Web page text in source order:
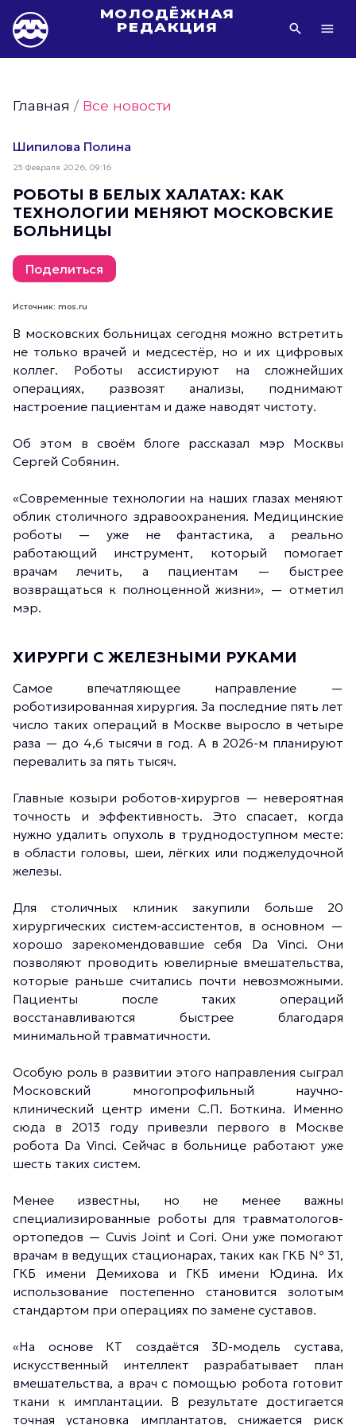
МОЛОДЁЖНАЯ
РЕДАКЦИЯ
Фото Молодёжи Москвы
Фотогалереи Молодёжи Москвы
Статьи Молодёжи Москвы
Молодёжь Москвы культурная
Молодёжь Москвы спортивная
Молодёжь Москвы в движении
Молодёжь Москвы здоровая
Молодёжь Москвы профессиональная
Молодёжь Москвы туристическая
Все новости
Главная /Все новости
Шипилова Полина
25 Февраля 2026, 09:16
РОБОТЫ В БЕЛЫХ ХАЛАТАХ: КАК
ТЕХНОЛОГИИ МЕНЯЮТ МОСКОВСКИЕ
БОЛЬНИЦЫ
Поделиться
Источник: mos.ru
В московских больницах сегодня можно встретить
не только врачей и медсестёр, но и их цифровых
коллег. Роботы ассистируют на сложнейших
операциях, развозят анализы, поднимают
настроение пациентам и даже наводят чистоту.
Об этом в своём блоге рассказал мэр Москвы
Сергей Собянин.
«Современные технологии на наших глазах меняют
облик столичного здравоохранения. Медицинские
роботы — уже не фантастика, а реально
работающий инструмент, который помогает
врачам лечить, а пациентам — быстрее
возвращаться к полноценной жизни», — отметил
мэр.
ХИРУРГИ С ЖЕЛЕЗНЫМИ РУКАМИ
Самое впечатляющее направление —
роботизированная хирургия. За последние пять лет
число таких операций в Москве выросло в четыре
раза — до 4,6 тысячи в год. А в 2026-м планируют
перевалить за пять тысяч.
Главные козыри роботов-хирургов — невероятная
точность и эффективность. Это спасает, когда
нужно удалить опухоль в труднодоступном месте:
в области головы, шеи, лёгких или поджелудочной
железы.
Для столичных клиник закупили больше 20
хирургических систем-ассистентов, в основном —
хорошо зарекомендовавшие себя Da Vinci. Они
позволяют проводить ювелирные вмешательства,
которые раньше считались почти невозможными.
Пациенты после таких операций
восстанавливаются быстрее благодаря
минимальной травматичности.
Особую роль в развитии этого направления сыграл
Московский многопрофильный научно-
клинический центр имени С.П. Боткина. Именно
сюда в 2013 году привезли первого в Москве
робота Da Vinci. Сейчас в больнице работают уже
шесть таких систем.
Менее известны, но не менее важны
специализированные роботы для травматологов-
ортопедов — Cuvis Joint и Cori. Они уже помогают
врачам в ведущих стационарах, таких как ГКБ № 31,
ГКБ имени Демихова и ГКБ имени Юдина. Их
использование постепенно становится золотым
стандартом при операциях по замене суставов.
«На основе КТ создаётся 3D-модель сустава,
искусственный интеллект разрабатывает план
вмешательства, а врач с помощью робота готовит
ткани к имплантации. В результате достигается
точная установка имплантатов, снижается риск